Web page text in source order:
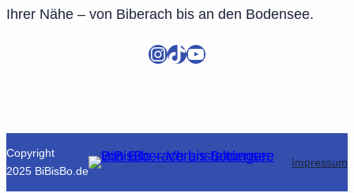
Ihrer Nähe – von Biberach bis an den Bodensee.
InstagramTikTok YouTube
Copyright
2025 BiBisBo.de
Impressum